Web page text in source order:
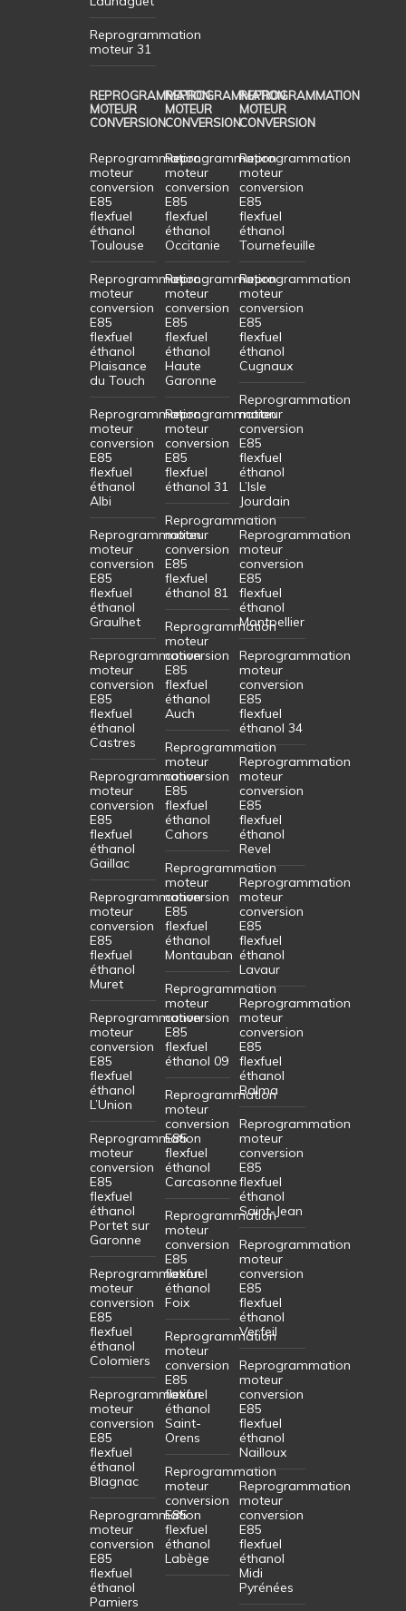
Reprogrammation
moteur 31
REPROGRAMMATION
MOTEUR
CONVERSION
Reprogrammation
moteur
conversion
E85
flexfuel
éthanol
Toulouse
Reprogrammation
moteur
conversion
E85
flexfuel
éthanol
Plaisance
du Touch
Reprogrammation
moteur
conversion
E85
flexfuel
éthanol
Albi
Reprogrammation
moteur
conversion
E85
flexfuel
éthanol
Graulhet
Reprogrammation
moteur
conversion
E85
flexfuel
éthanol
Castres
Reprogrammation
moteur
conversion
E85
flexfuel
éthanol
Gaillac
Reprogrammation
moteur
conversion
E85
flexfuel
éthanol
Muret
Reprogrammation
moteur
conversion
E85
flexfuel
éthanol
L’Union
Reprogrammation
moteur
conversion
E85
flexfuel
éthanol
Portet sur
Garonne
Reprogrammation
moteur
conversion
E85
flexfuel
éthanol
Colomiers
Reprogrammation
moteur
conversion
E85
flexfuel
éthanol
Blagnac
Reprogrammation
moteur
conversion
E85
flexfuel
éthanol
Pamiers
REPROGRAMMATION
MOTEUR
CONVERSION
Reprogrammation
moteur
conversion
E85
flexfuel
éthanol
Occitanie
Reprogrammation
moteur
conversion
E85
flexfuel
éthanol
Haute
Garonne
Reprogrammation
moteur
conversion
E85
flexfuel
éthanol 31
Reprogrammation
moteur
conversion
E85
flexfuel
éthanol 81
Reprogrammation
moteur
conversion
E85
flexfuel
éthanol
Auch
Reprogrammation
moteur
conversion
E85
flexfuel
éthanol
Cahors
Reprogrammation
moteur
conversion
E85
flexfuel
éthanol
Montauban
Reprogrammation
moteur
conversion
E85
flexfuel
éthanol 09
Reprogrammation
moteur
conversion
E85
flexfuel
éthanol
Carcasonne
Reprogrammation
moteur
conversion
E85
flexfuel
éthanol
Foix
Reprogrammation
moteur
conversion
E85
flexfuel
éthanol
Saint-
Orens
Reprogrammation
moteur
conversion
E85
flexfuel
éthanol
Labège
REPROGRAMMATION
MOTEUR
CONVERSION
Reprogrammation
moteur
conversion
E85
flexfuel
éthanol
Tournefeuille
Reprogrammation
moteur
conversion
E85
flexfuel
éthanol
Cugnaux
Reprogrammation
moteur
conversion
E85
flexfuel
éthanol
L’Isle
Jourdain
Reprogrammation
moteur
conversion
E85
flexfuel
éthanol
Montpellier
Reprogrammation
moteur
conversion
E85
flexfuel
éthanol 34
Reprogrammation
moteur
conversion
E85
flexfuel
éthanol
Revel
Reprogrammation
moteur
conversion
E85
flexfuel
éthanol
Lavaur
Reprogrammation
moteur
conversion
E85
flexfuel
éthanol
Balma
Reprogrammation
moteur
conversion
E85
flexfuel
éthanol
Saint-Jean
Reprogrammation
moteur
conversion
E85
flexfuel
éthanol
Verfeil
Reprogrammation
moteur
conversion
E85
flexfuel
éthanol
Nailloux
Reprogrammation
moteur
conversion
E85
flexfuel
éthanol
Midi
Pyrénées